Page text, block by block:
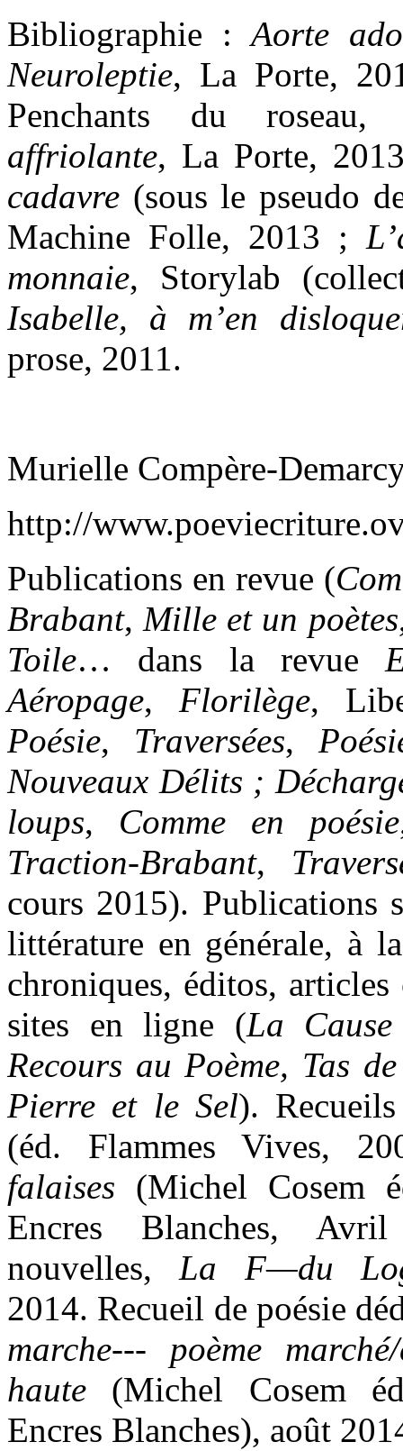
Bibliographie :Aorte
Neuroleptie, La Porte,
Penchants du
affriolante, La Porte,
cadavre (sous le pseudo
Machine Folle, 2013 ;
monnaie, Storylab
Isabelle, à m’en
prose, 2011.
Murielle Compère-
http://
Publications en revue (
Brabant,Mille et un poètes
Toile… dans la revue
Aéropage, Florilège,
Poésie, Traversées,
Nouveaux Délits ;
loups, Comme en poésie
Traction-Brabant,
cours 2015). Publications
littérature en générale, à
chroniques, éditos,
sites en ligne (La
Recours au Poème, Tas
Pierre et le Sel).
(éd. Flammes Vives,
falaises (Michel Cosem
Encres Blanches,
nouvelles,La F—du
2014. Recueil de poésie
marche---
poème
haute (Michel Cosem
Encres Blanches), août